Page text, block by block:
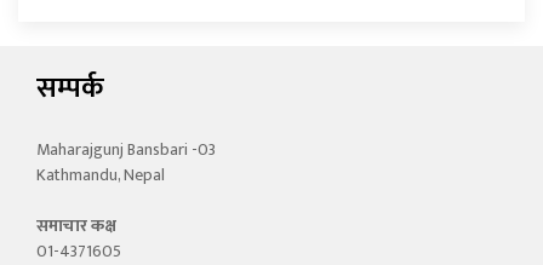
सम्पर्क
Maharajgunj Bansbari -03
Kathmandu, Nepal
समाचार कक्ष
01-4371605